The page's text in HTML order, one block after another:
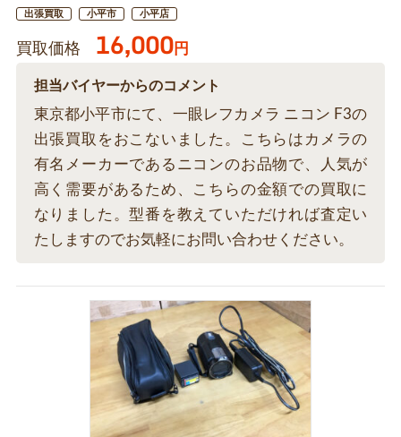
出張買取 小平市 小平店
買取価格 16,000円
担当バイヤーからのコメント
東京都小平市にて、一眼レフカメラ ニコン F3の
出張買取をおこないました。こちらはカメラの
有名メーカーであるニコンのお品物で、人気が
高く需要があるため、こちらの金額での買取に
なりました。型番を教えていただければ査定い
たしますのでお気軽にお問い合わせください。